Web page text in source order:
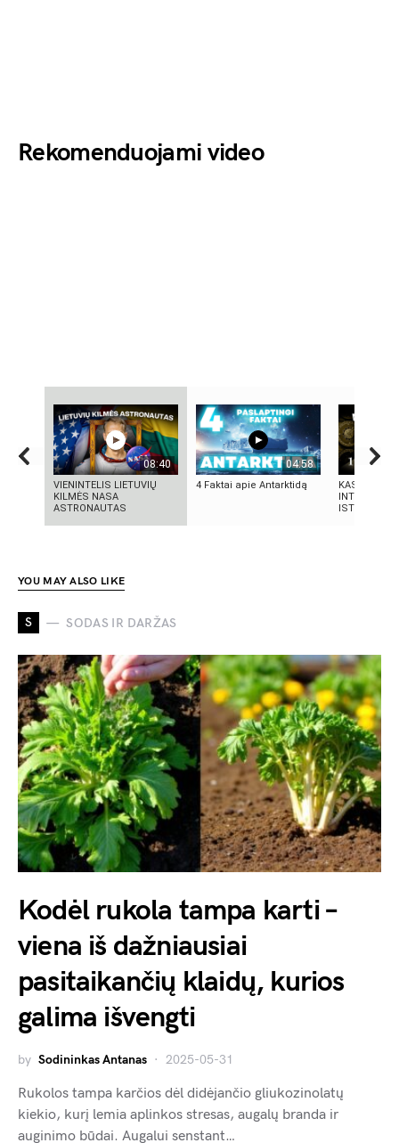
Rekomenduojami video
08:40
VIENINTELIS LIETUVIŲ
KILMĖS NASA
ASTRONAUTAS
04:58
4 Faktai apie Antarktidą
KAS
ISTORIJA IR
YOU MAY ALSO LIKE
S SODAS IR DARŽAS
Kodėl rukola tampa karti –
viena iš dažniausiai
pasitaikančių klaidų, kurios
galima išvengti
by Sodininkas Antanas 2025-05-31
Rukolos tampa karčios dėl didėjančio gliukozinolatų
kiekio, kurį lemia aplinkos stresas, augalų branda ir
auginimo būdai. Augalui senstant…